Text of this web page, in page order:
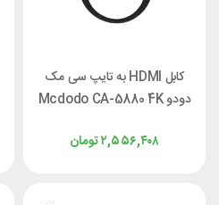
کابل HDMI به تایپ سی مک
دودو Mcdodo CA-5880 4K
تومان۲,۵۵۶,۴۰۸